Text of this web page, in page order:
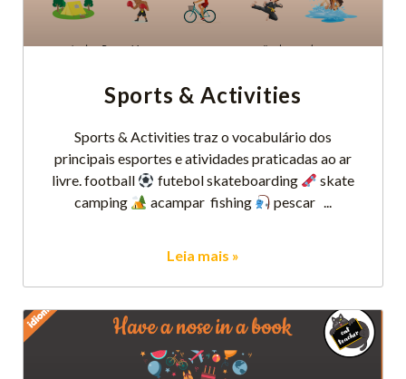
Sports & Activities
Sports & Activities traz o vocabulário dos
principais esportes e atividades praticadas ao ar
livre. football
futebol skateboarding
skate
camping
acampar fishing pescar
Leia mais »